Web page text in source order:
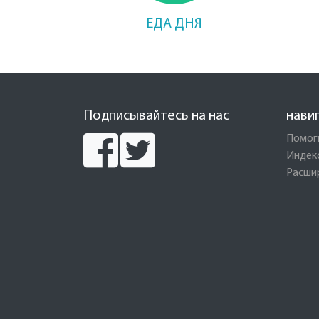
ЕДА ДНЯ
Подписывайтесь на нас